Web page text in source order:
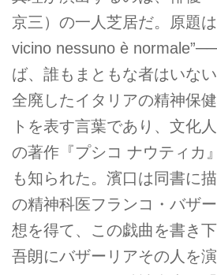
京三）の一人芝居だ。原題
vicino nessuno è
ば、誰もまともな者はいな
全廃したイタリアの精神保
トを表す言葉であり、文化
の著作『プシコ ナウティカ
も知られた。濱口は同書に
の精神科医フランコ・バザ
想を得て、この戯曲を書き
吾朗にバザーリアその人を演